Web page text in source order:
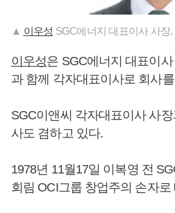
▲ 이우성 SGC에너지 대표이사 사장.
이우성은 SGC에너지 대표이
과 함께 각자대표이사로 회사
SGC이앤씨 각자대표이사 사
사도 겸하고 있다.
1978년 11월17일 이복영 전
회림 OCI그룹 창업주의 손자로